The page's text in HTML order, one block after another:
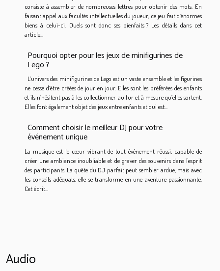
consiste à assembler de nombreuses lettres pour obtenir des mots. En
faisant appel aux facultés intellectuelles du joueur, ce jeu fait d’énormes
biens à celui-ci. Quels sont donc ses bienfaits ? Les détails dans cet
article...
Pourquoi opter pour les jeux de minifigurines de
Lego ?
L’univers des minifigurines de Lego est un vaste ensemble et les figurines
ne cesse d’être créées de jour en jour. Elles sont les préférées des enfants
et ils n’hésitent pas à les collectionner au fur et à mesure qu’elles sortent.
Elles font également objet des jeux entre enfants et qui est...
Comment choisir le meilleur DJ pour votre
événement unique
La musique est le cœur vibrant de tout événement réussi, capable de
créer une ambiance inoubliable et de graver des souvenirs dans l'esprit
des participants. La quête du DJ parfait peut sembler ardue, mais avec
les conseils adéquats, elle se transforme en une aventure passionnante.
Cet écrit...
Audio